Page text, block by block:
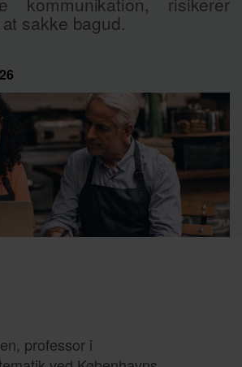
sakke bagud.
professor i